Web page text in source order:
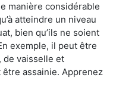
manière considérable
atteindre un niveau
bien qu’ils ne soient
exemple, il peut être
de vaisselle et
assainie. Apprenez